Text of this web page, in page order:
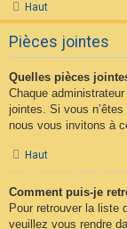
Haut
Pièces jointes
Quelles pièces
Chaque
jointes. Si vous
nous vous invitons à
Haut
Comment puis-je
Pour retrouver la liste
veuillez vous rendre